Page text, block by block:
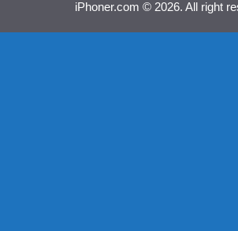
iPhoner.com © 2026. All right